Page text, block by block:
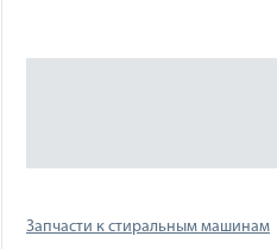
Запчасти к стиральным машинам